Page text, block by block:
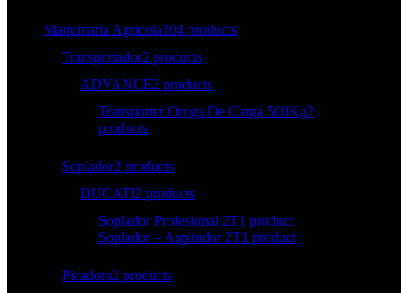
Maquinaria Agricola104 products
Transportador2 products
ADVANCE2 products
Transporter Oruga De Carga 500Kg2
products
Soplador2 products
DUCATI2 products
Soplador Profesional 2T1 product
Soplador – Aspirador 2T1 product
Picadora2 products